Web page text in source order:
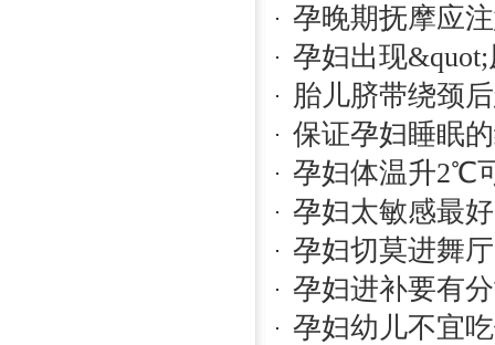
孕晚期抚摩应
孕妇出现
胎儿脐带绕颈
保证孕妇睡眠
孕妇体温升2℃
孕妇太敏感最
孕妇切莫进舞厅
孕妇进补要有
孕妇幼儿不宜